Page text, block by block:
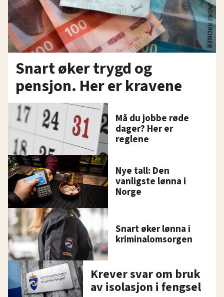
Snart øker trygd og
pensjon. Her er kravene
Må du jobbe røde
dager? Her er
reglene
Nye tall: Den
vanligste lønna i
Norge
Snart øker lønna i
kriminalomsorgen
Krever svar om bruk
av isolasjon i fengsel